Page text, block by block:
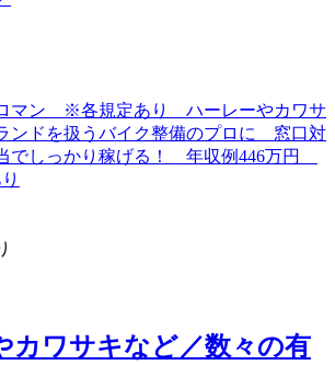
カワサキなど／数々の有